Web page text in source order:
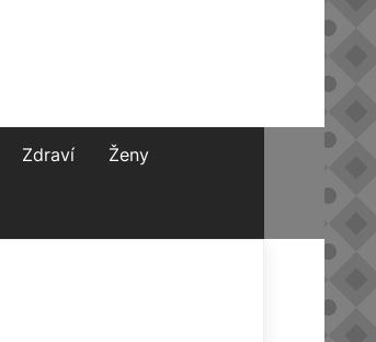
Zdraví Ženy